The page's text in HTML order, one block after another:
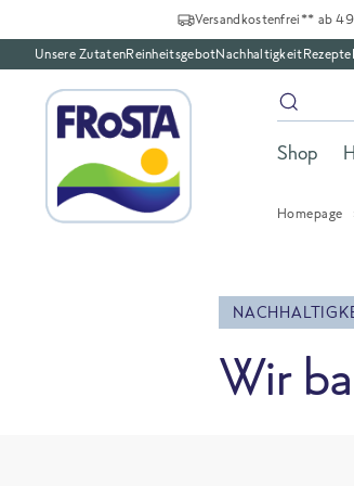
Versandkostenfrei** ab
Unsere ZutatenReinheitsgebotNachhaltigkeitRezepte
Shop
Homepage
Wir